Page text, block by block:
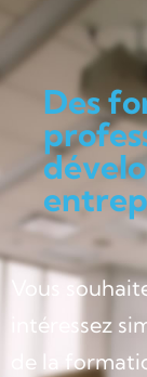
Des
Vous
intéressez
de la